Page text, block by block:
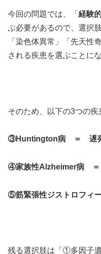
今回の問題では、「 経験
ぶ必要があるので、選択
「染色体異常」「先天性
される疾患を選ぶことに
そのため、以下の3つの疾
③Huntington病 ＝ 遅発
④家族性Alzheimer病
⑤筋緊張性ジストロフ
残る選択肢は「①多因子